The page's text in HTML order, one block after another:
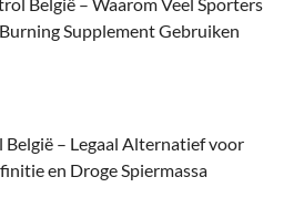
België – Waarom Veel Sporters
Supplement Gebruiken
België – Legaal Alternatief voor
en Droge Spiermassa